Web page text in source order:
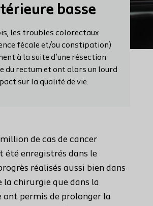
basse
les troubles colorectaux
fécale et/ou constipation)
à la suite d’une résection
du rectum et ont alors un lourd
sur la qualité de vie.
de cas de cancer
été enregistrés dans le
réalisés aussi bien dans
la chirurgie que dans la
permis de prolonger la